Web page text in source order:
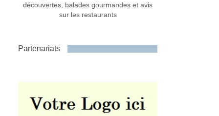
découvertes, balades gourmandes et avis
sur les restaurants
Partenariats